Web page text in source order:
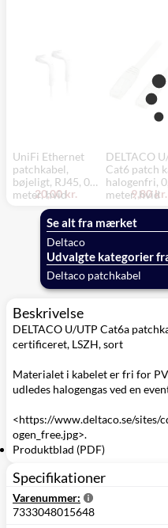
UniFi Ethernet
patchkabel,
bøjeligt, RJ45, 0,1
meter, hvid
20,00 kr.
DELTACO
Cat6 patch
halogenfri,
meter, hvid
9,80 kr.
Se alt fra mærket
Deltaco
Udvalgte kategorier
Deltaco patchkabel
Beskrivelse
DELTACO U/UTP Cat6a
certificeret, LSZH, sort
Materialet i kabelet er fri for
udledes halogengas ved en
<https://www.deltaco.se/sites/
ogen_free.jpg>.
Produktblad (PDF)
Specifikationer
Varenummer:
7333048015648